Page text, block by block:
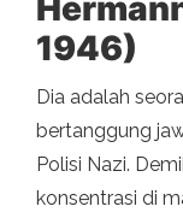
1946)
Dia adalah
bertanggung
Polisi Nazi.
konsentrasi di